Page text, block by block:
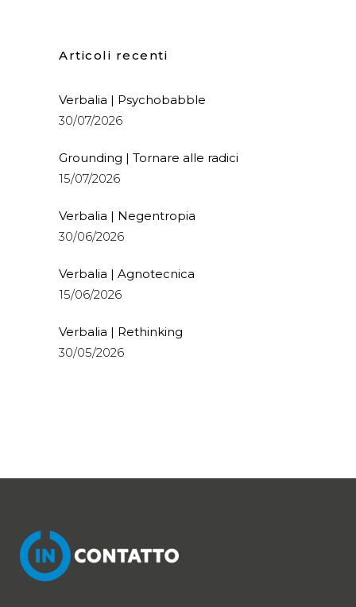
Articoli recenti
Verbalia | Psychobabble
30/07/2026
Grounding | Tornare alle radici
15/07/2026
Verbalia | Negentropia
30/06/2026
Verbalia | Agnotecnica
15/06/2026
Verbalia | Rethinking
30/05/2026